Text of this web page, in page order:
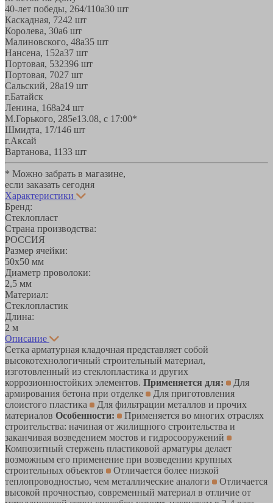
40-лет победы, 264/110а30 шт
Каскадная, 7242 шт
Королева, 30а6 шт
Малиновского, 48а35 шт
Нансена, 152а37 шт
Портовая, 532396 шт
Портовая, 7027 шт
Сальский, 28a19 шт
г.Батайск
Ленина, 168а24 шт
М.Горького, 285е13.08, с 17:00*
Шмидта, 17/146 шт
г.Аксай
Вартанова, 1133 шт
* Можно забрать в магазине,
если заказать сегодня
Характеристики
Бренд:
Стеклопласт
Страна производства:
РОССИЯ
Размер ячейки:
50х50 мм
Диаметр проволоки:
2,5 мм
Материал:
Стеклопластик
Длина:
2 м
Описание
Сетка арматурная кладочная представляет собой
высокотехнологичный строительный материал,
изготовленный из стеклопластика и других
коррозионностойких элементов. Применяется для:
Для
армирования бетона при отделке
Для приготовления
слоистого пластика
Для фильтрации металлов и прочих
материалов Особенности:
Применяется во многих отраслях
строительства: начиная от жилищного строительства и
заканчивая возведением мостов и гидросооружений
Композитный стержень пластиковой арматуры делает
возможным его применение при возведении крупных
строительных объектов
Отличается более низкой
теплопроводностью, чем металлические аналоги
Отличается
высокой прочностью, современный материал в отличие от